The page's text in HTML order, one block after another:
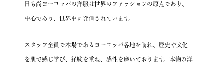
日も尚ヨーロッパの洋服は世界のファッションの原点であり、
中心であり、世界中に発信されています。
スタッフ全員で本場であるヨーロッパ各地を訪れ、 歴史や文化
を肌で感じ学び、経験を重ね、感性を磨いております。 本物の洋